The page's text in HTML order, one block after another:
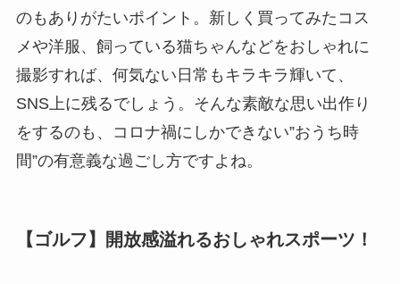
のもありがたいポイント。新しく買ってみたコス
メや洋服、飼っている猫ちゃんなどをおしゃれに
撮影すれば、何気ない日常もキラキラ輝いて、
SNS上に残るでしょう。そんな素敵な思い出作り
をするのも、コロナ禍にしかできない”おうち時
間”の有意義な過ごし方ですよね。
【ゴルフ】開放感溢れるおしゃれスポーツ！